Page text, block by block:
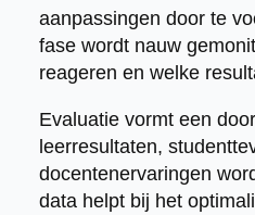
aanpassingen door te
fase wordt nauw
reageren en welke
Evaluatie vormt een
leerresultaten,
docentenervaringen
data helpt bij het